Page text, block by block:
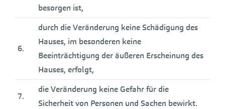
besorgen ist,
6.
durch die Veränderung keine Schädigung des
Hauses, im besonderen keine
Beeinträchtigung der äußeren Erscheinung des
Hauses, erfolgt,
7.
die Veränderung keine Gefahr für die
Sicherheit von Personen und Sachen bewirkt.